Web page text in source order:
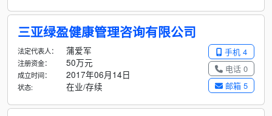
三亚绿盈健康管理咨询有限公司
手机 4
电话 0
邮箱 5
法定代表人： 蒲爱军
注册资金： 50万元
成立时间： 2017年06月14日
状态: 在业/存续